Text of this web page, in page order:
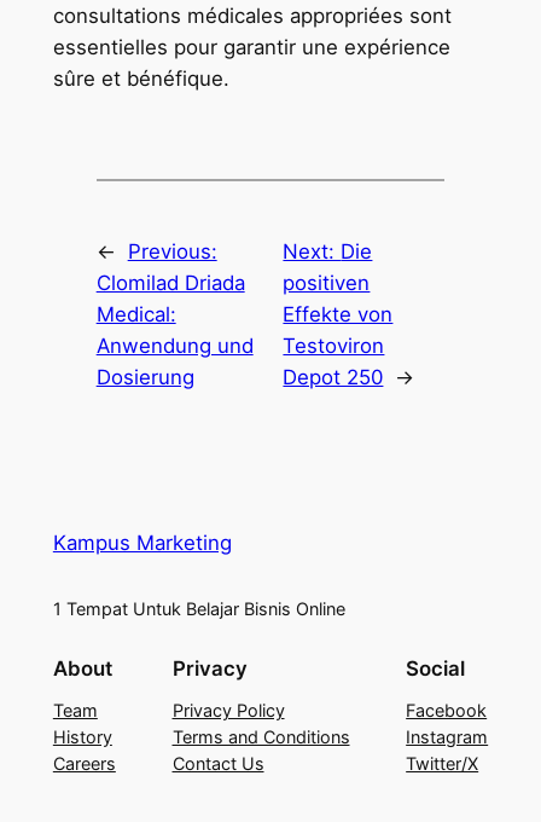
consultations médicales appropriées sont
essentielles pour garantir une expérience
sûre et bénéfique.
←
Previous:
Clomilad Driada
Medical:
Anwendung und
Dosierung
Next: Die
positiven
Effekte von
Testoviron
Depot 250 →
Kampus Marketing
1 Tempat Untuk Belajar Bisnis Online
About
Team
History
Careers
Privacy
Privacy Policy
Terms and Conditions
Contact Us
Social
Facebook
Instagram
Twitter/X